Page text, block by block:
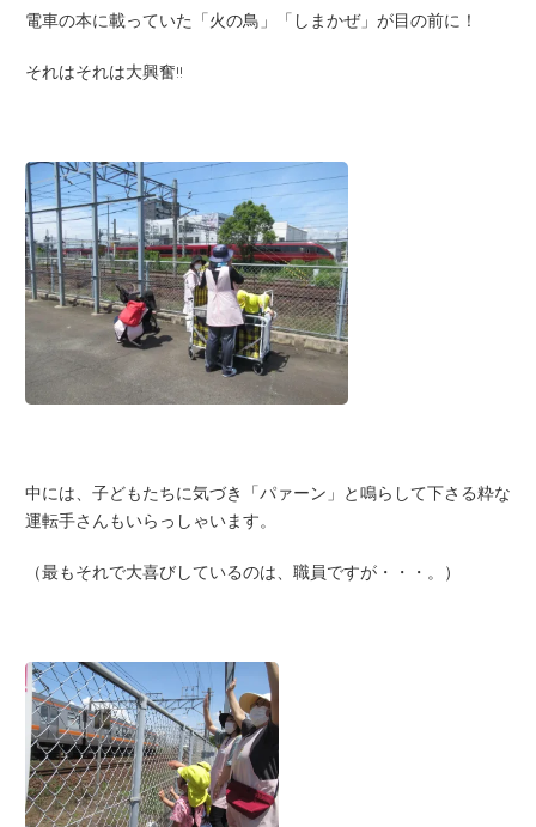
電車の本に載っていた「火の鳥」「しまかぜ」が目の前に！
それはそれは大興奮!!
中には、子どもたちに気づき「パァーン」と鳴らして下さる粋な
運転手さんもいらっしゃいます。
（最もそれで大喜びしているのは、職員ですが・・・。）